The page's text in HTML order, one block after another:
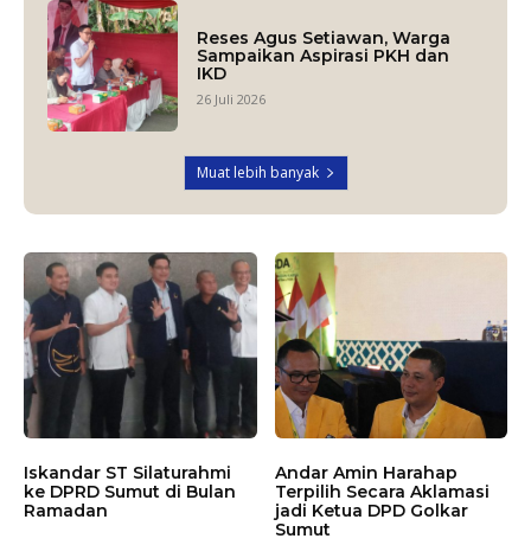
Reses Agus Setiawan, Warga
Sampaikan Aspirasi PKH dan
IKD
26 Juli 2026
Muat lebih banyak
Iskandar ST Silaturahmi
ke DPRD Sumut di Bulan
Ramadan
Andar Amin Harahap
Terpilih Secara Aklamasi
jadi Ketua DPD Golkar
Sumut